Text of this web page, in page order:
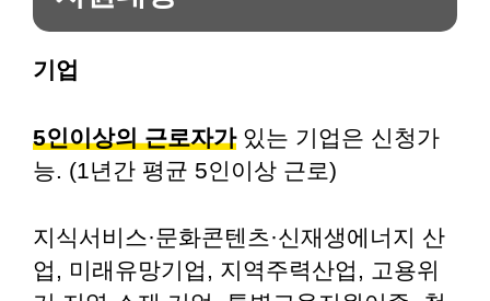
기업
5인이상의 근로자가있는 기업은 신청가
능. (1년간 평균 5인이상 근로)
지식서비스·문화콘텐츠·신재생에너지 산
업, 미래유망기업, 지역주력산업, 고용위